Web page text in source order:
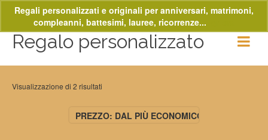
Regalo personalizzato
Visualizzazione di 2 risultati
PREZZO: DAL PIÙ ECONOMICO
Regali personalizzati e originali per anniversari, matrimoni,
compleanni, battesimi, lauree, ricorrenze...